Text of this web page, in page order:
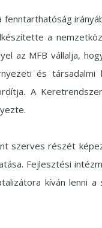
fenntarthatóság
a
az MFB vállalja,
és társadalmi
A
szerves részét
Fejlesztési
kíván lenni